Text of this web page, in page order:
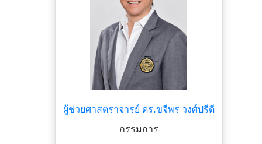
ผู้ช่วยศาสตราจารย์ ดร.ขจีพร วงศ์ปรีดี
กรรมการ